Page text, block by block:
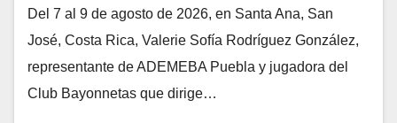
Del 7 al 9 de agosto de 2026, en Santa Ana, San
José, Costa Rica, Valerie Sofía Rodríguez González,
representante de ADEMEBA Puebla y jugadora del
Club Bayonnetas que dirige…